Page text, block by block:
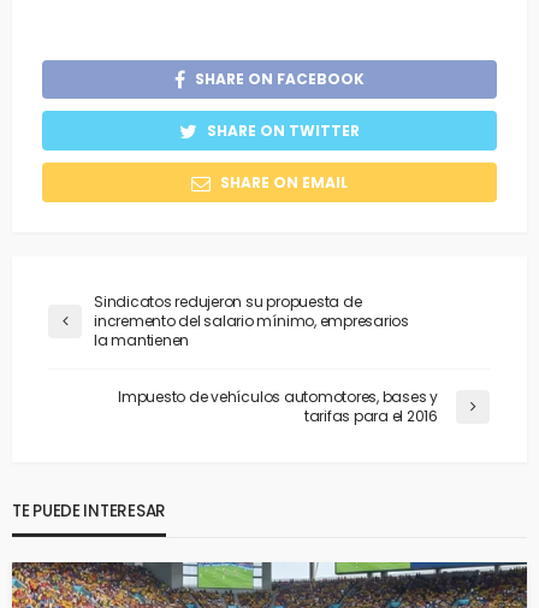
SHARE ON FACEBOOK
SHARE ON TWITTER
SHARE ON EMAIL
Sindicatos redujeron su propuesta de
incremento del salario mínimo, empresarios
la mantienen
Impuesto de vehículos automotores, bases y
tarifas para el 2016
TE PUEDE INTERESAR